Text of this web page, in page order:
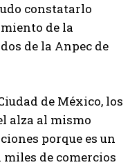
constatarlo
de la
de la Anpec de
de México, los
alza al mismo
porque es un
de comercios